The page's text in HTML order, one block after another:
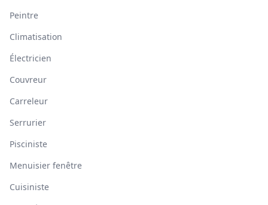
Peintre
Climatisation
Électricien
Couvreur
Carreleur
Serrurier
Pisciniste
Menuisier fenêtre
Cuisiniste